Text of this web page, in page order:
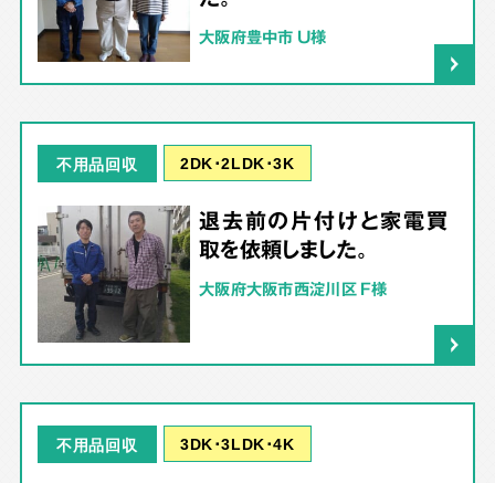
大阪府豊中市 U様
不用品回収 2DK･2LDK･3K
退去前の片付けと家電買
取を依頼しました。
大阪府大阪市西淀川区 F様
不用品回収 3DK･3LDK･4K